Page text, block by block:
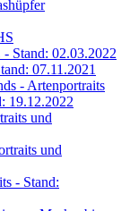
Stand: 02.03.2022
07.11.2021
- Artenportraits
19.12.2022
und
und
- Stand: